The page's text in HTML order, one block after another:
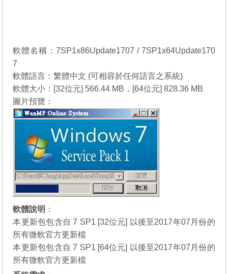
軟體名稱：7SP1x86Update1707 / 7SP1x64Update170
7
軟體語言：繁體中文 (可相容於任何語言之系統)
軟體大小：[32位元] 566.44 MB，[64位元] 828.36 MB
圖片預覽：
軟體說明 ：
本更新包包含自 7 SP1 [32位元] 以後至2017年07月份的
所有微軟官方更新檔
本更新包包含自 7 SP1 [64位元] 以後至2017年07月份的
所有微軟官方更新檔